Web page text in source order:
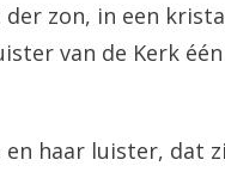
zon, in een
van de Kerk
en haar luister, dat